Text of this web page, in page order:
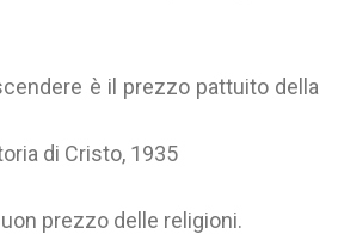
è il prezzo pattuito della
di Cristo, 1935
prezzo delle religioni.